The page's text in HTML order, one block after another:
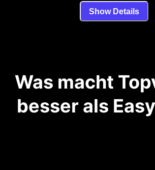
Show Details
Was macht
besser als